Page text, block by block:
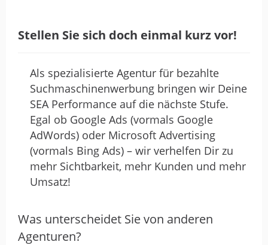
Das nenne ich Fachleute ! Sehr
einem Problem wird schnell geholfen.
Eine ganz klare Weiterempfehlung.
Sehr guter Service, top
Reaktionszeiten, immer
konstruktive, klar…
Sehr guter Service, top Reaktionszeiten,
immer konstruktive, klar nachvollziehbare
Stellen Sie sich doch einmal kurz vor!
Als spezialisierte Agentur für bezahlte
Suchmaschinenwerbung bringen wir Deine
SEA Performance auf die nächste Stufe.
Egal ob Google Ads (vormals Google
AdWords) oder Microsoft Advertising
(vormals Bing Ads) – wir verhelfen Dir zu
mehr Sichtbarkeit, mehr Kunden und mehr
Umsatz!
Was unterscheidet Sie von anderen
Agenturen?